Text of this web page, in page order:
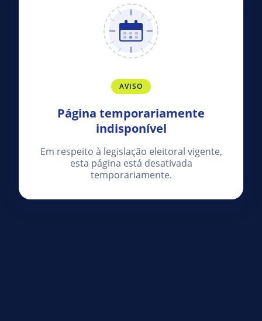
AVISO
Página temporariamente
indisponível
Em respeito à legislação eleitoral vigente,
esta página está desativada
temporariamente.